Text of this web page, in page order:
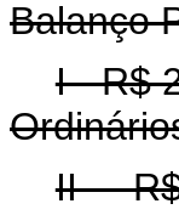
Balanço
I - R$
II -